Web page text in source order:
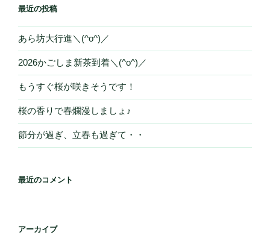
最近の投稿
あら坊大行進＼(^o^)／
2026かごしま新茶到着＼(^o^)／
もうすぐ桜が咲きそうです！
桜の香りで春爛漫しましょ♪
節分が過ぎ、立春も過ぎて・・
最近のコメント
アーカイブ